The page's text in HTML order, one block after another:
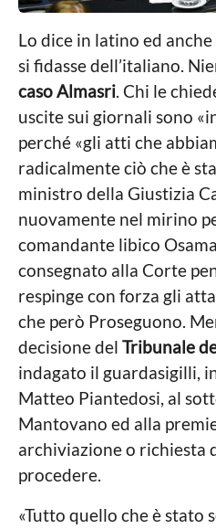
Lo dice in latino ed
si fidasse dell’italiano.
caso Almasri. Chi le
uscite sui giornali sono
perché «gli atti che
radicalmente ciò che è
ministro della Giustizia
nuovamente nel mirino
comandante libico
consegnato alla Corte
respinge con forza gli
che però Proseguono.
decisione del Tribunale
indagato il guardasigilli,
Matteo Piantedosi, al
Mantovano ed alla
archiviazione o richiesta
procedere.
«Tutto quello che è stato